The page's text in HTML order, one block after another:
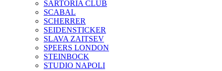
SARTORIA CLUB
SCABAL
SCHERRER
SEIDENSTICKER
SLAVA ZAITSEV
SPEERS LONDON
STEINBOCK
STUDIO NAPOLI